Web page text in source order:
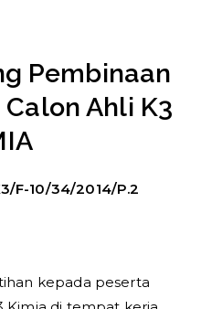
AFETY
Pembinaan
Ahli K3
F-10/34/2014/P.2
kepada peserta